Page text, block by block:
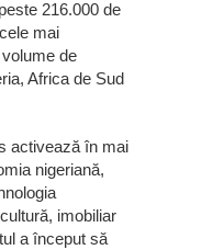
216.000 de
mai
de
Africa de Sud
activează în mai
nigeriană,
imobiliar
a început să